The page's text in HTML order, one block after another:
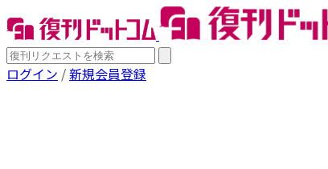
ログイン /新規会員登録